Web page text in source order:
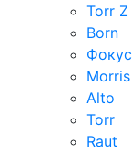
Torr Z
Born
Фокус
Morris
Alto
Torr
Raut